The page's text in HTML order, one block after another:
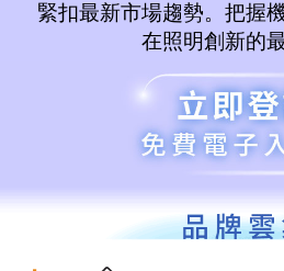
緊扣最新市場趨勢。把握
在照明創新的